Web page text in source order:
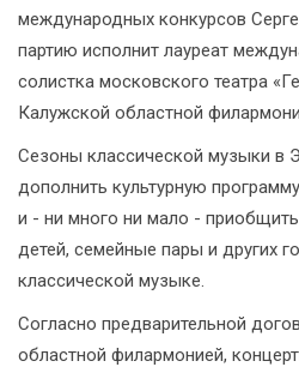
международных конкурсов
партию исполнит лауреат
солистка московского театра
Калужской областной
Сезоны классической музыки
дополнить культурную
и - ни много ни мало -
детей, семейные пары и других
классической музыке.
Согласно предварительной
областной филармонией,